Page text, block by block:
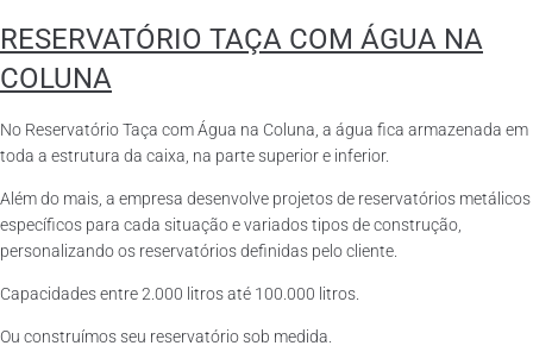
RESERVATÓRIO TAÇA COM ÁGUA NA
COLUNA
No Reservatório Taça com Água na Coluna, a água fica armazenada em
toda a estrutura da caixa, na parte superior e inferior.
Além do mais, a empresa desenvolve projetos de reservatórios metálicos
específicos para cada situação e variados tipos de construção,
personalizando os reservatórios definidas pelo cliente.
Capacidades entre 2.000 litros até 100.000 litros.
Ou construímos seu reservatório sob medida.